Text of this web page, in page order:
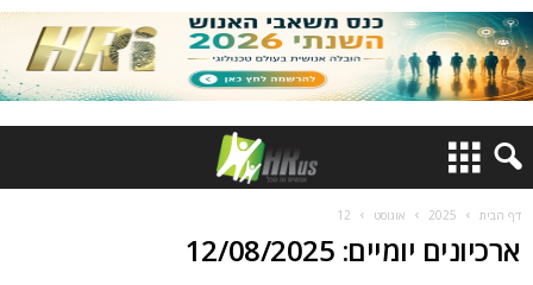
דף הבית 2025 אוגוסט 12
ארכיונים יומיים: 12/08/2025